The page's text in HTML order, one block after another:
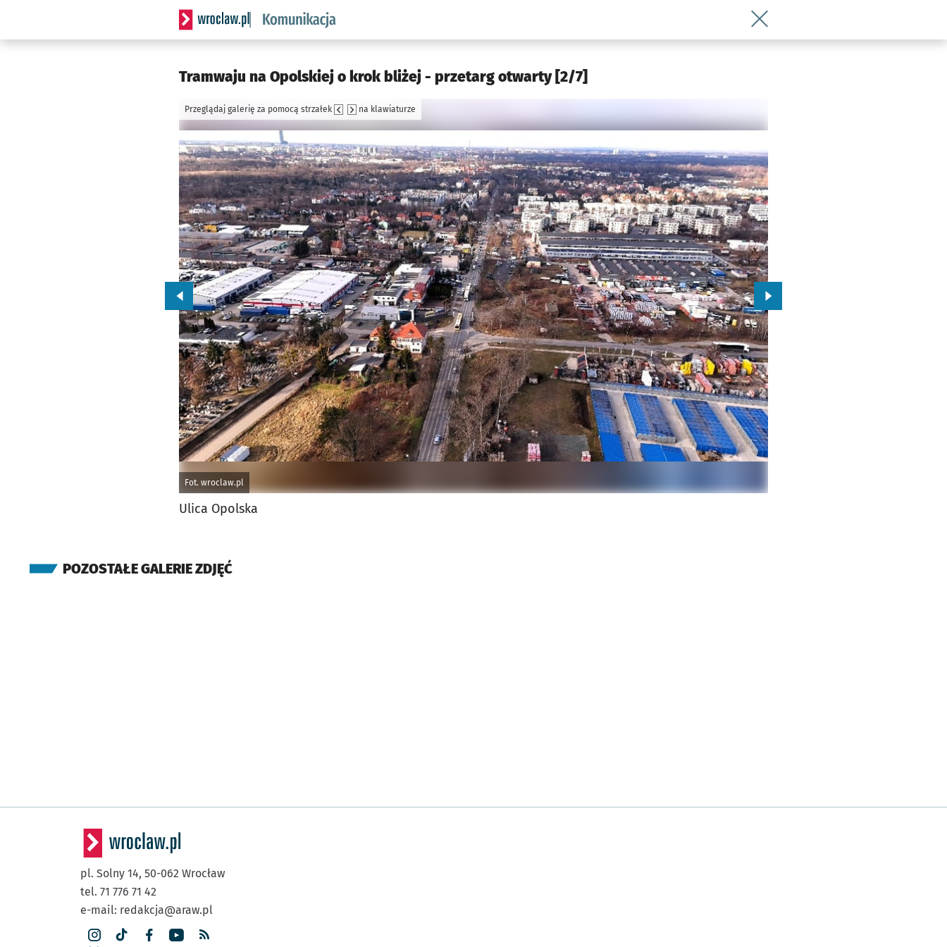
Serwis informacyjny wroclaw.pl podserwis: Komunikacja
Wróć do artykułu Tramwaju na
Tramwaju na Opolskiej o krok bliżej - przetarg otwarty [2/7]
Fot. wroclaw.pl
Przeglądaj galerię za pomocą strzałek na klawiaturze
Przejdź do poprzedniego zdjęcia. Przejdź do kolejnego zdjęcia.
Ulica Opolska
POZOSTAŁE GALERIE ZDJĘĆ
pl. Solny 14, 50-062 Wrocław
tel. 71 776 71 42
e-mail: redakcja@araw.pl